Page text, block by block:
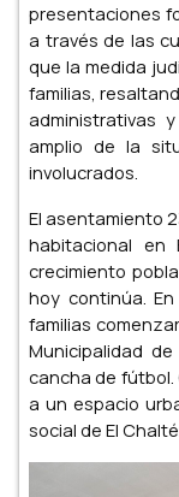
presentaciones
a través de las
que la medida
familias,
administrativas
amplio de la
involucrados.
El asentamiento
habitacional
crecimiento
hoy continúa.
familias
Municipalidad
cancha de fútbol.
a un espacio
social de El